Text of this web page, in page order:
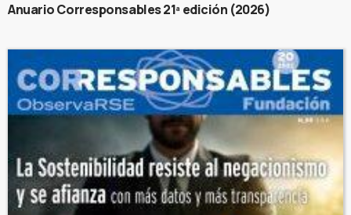
Anuario Corresponsables 21ª edición (2026)